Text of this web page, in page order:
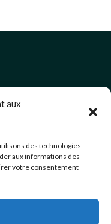
aux
des technologies
aux informations des
votre consentement